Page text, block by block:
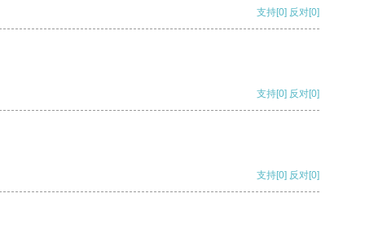
支持[0] 反对[0]
支持[0] 反对[0]
支持[0] 反对[0]